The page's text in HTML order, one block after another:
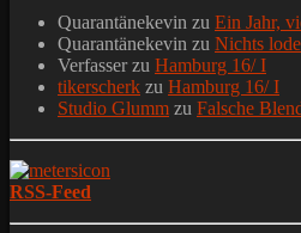
Quarantänekevin zu Ein Jahr,
Quarantänekevin zu Nichts
Verfasserzu Hamburg 16/ I
tikerscherk zu Hamburg 16/ I
Studio Glumm zu Falsche
RSS-Feed